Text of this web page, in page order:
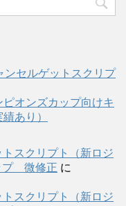
ンセルゲットスクリプ
ピオンズカップ向けキ
あり）
スクリプト（新ロジ
プ 微修正 に
スクリプト（新ロジ